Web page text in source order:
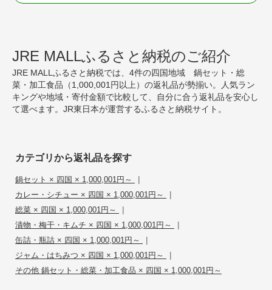
JRE MALLふるさと納税のご紹介
JRE MALLふるさと納税では、4件の四国地域 鍋セット・総
菜・加工食品（1,000,001円以上）の返礼品が勢揃い。人気ラン
キングや地域・寄付金額で比較して、自分に合う返礼品を安心し
て選べます。JR東日本が運営するふるさと納税サイト。
カテゴリから返礼品を探す
鍋セット × 四国 × 1,000,001円～ |
カレー・シチュー × 四国 × 1,000,001円～ |
総菜 × 四国 × 1,000,001円～ |
漬物・梅干・キムチ × 四国 × 1,000,001円～ |
缶詰・瓶詰 × 四国 × 1,000,001円～ |
ジャム・はちみつ × 四国 × 1,000,001円～ |
その他 鍋セット・総菜・加工食品 × 四国 × 1,000,001円～